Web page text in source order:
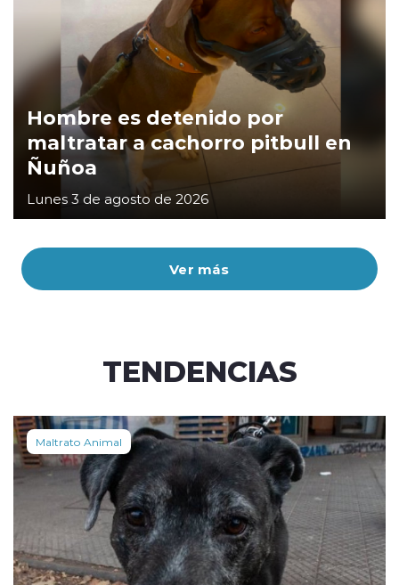
Ver más
Hombre es detenido por
maltratar a cachorro pitbull en
Ñuñoa
Lunes 3 de agosto de 2026
TENDENCIAS
Maltrato Animal